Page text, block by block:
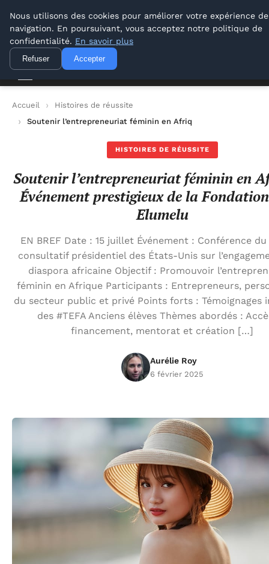
Lyon Photos
Lyon Photos
Accueil
Histoires de réussite
Soutenir l’entrepreneuriat féminin en Afrique : Événement
HISTOIRES DE RÉUSSITE
Soutenir l’entrepreneuriat féminin en
Événement prestigieux de la
Elumelu
EN BREF Date : 15 juillet Événement : Conférence
consultatif présidentiel des États-Unis sur
diaspora africaine Objectif : Promouvoir
féminin en Afrique Participants : Entrepreneurs,
du secteur public et privé Points forts : Témoignages
des #TEFA Anciens élèves Thèmes abordés :
financement, mentorat et création […]
Aurélie Roy
6 février 2025
Nous utilisons des cookies pour améliorer votre expérience de
navigation. En poursuivant, vous acceptez notre politique de
confidentialité. En savoir plus
Refuser Accepter